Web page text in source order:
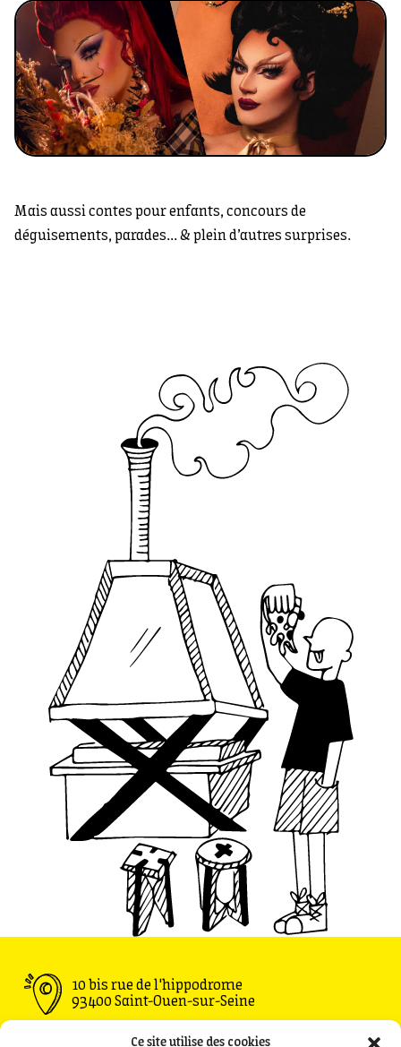
Ce site utilise des cookies
Mais aussi contes pour enfants, concours de
déguisements, parades... & plein d’autres surprises.
10 bis rue de l'hippodrome
93400 Saint-Ouen-sur-Seine
Ouvert du Mardi au Vendredi : 11h30 - 00h00